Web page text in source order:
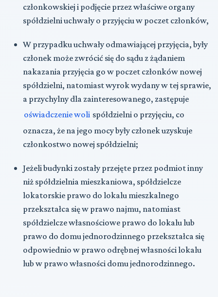
członkowskiej i podjęcie przez właściwe organy
spółdzielni uchwały o przyjęciu w poczet członków,
W przypadku uchwały odmawiającej przyjęcia, były
członek może zwrócić się do sądu z żądaniem
nakazania przyjęcia go w poczet członków nowej
spółdzielni, natomiast wyrok wydany w tej sprawie,
a przychylny dla zainteresowanego, zastępuje
oświadczenie woli spółdzielni o przyjęciu, co
oznacza, że na jego mocy były członek uzyskuje
członkostwo nowej spółdzielni;
Jeżeli budynki zostały przejęte przez podmiot inny
niż spółdzielnia mieszkaniowa, spółdzielcze
lokatorskie prawo do lokalu mieszkalnego
przekształca się w prawo najmu, natomiast
spółdzielcze własnościowe prawo do lokalu lub
prawo do domu jednorodzinnego przekształca się
odpowiednio w prawo odrębnej własności lokalu
lub w prawo własności domu jednorodzinnego.